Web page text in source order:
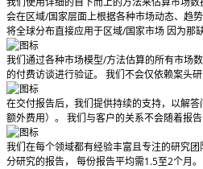
会在区域/国家层面上根据各种市场动态、趋
将全球分布直接应用于区域/国家市场 因为那
我们通过各种市场模型/方法估算的所有市场
的付费访谈进行验证。 我们不会仅依赖案头研
在交付报告后，我们提供持续的支持，以解
额外费用）。 我们与客户的关系不会随着报告
我们在每个领域都有经验丰富且专注的研究
分研究的报告， 每份报告平均需1.5至2个月。